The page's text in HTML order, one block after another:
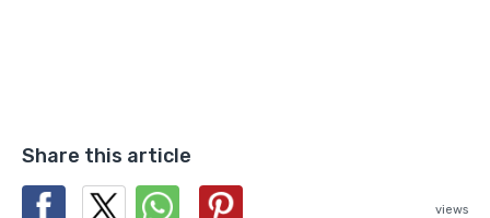
Share this article
views